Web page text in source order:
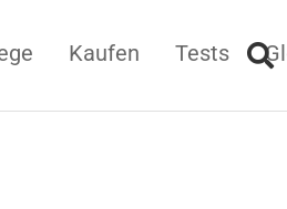
Kaufen Tests